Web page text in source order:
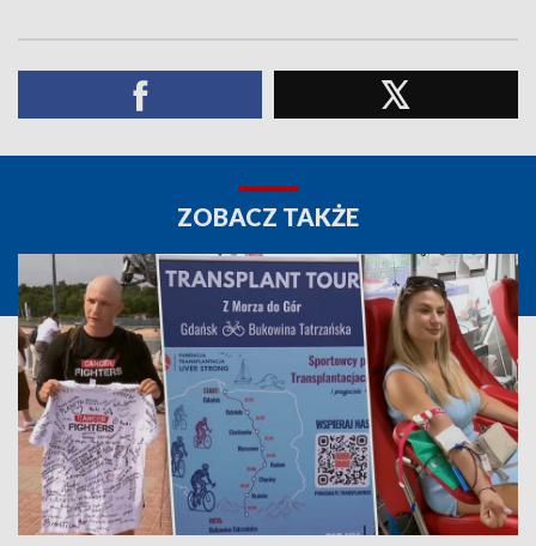
ZOBACZ TAKŻE